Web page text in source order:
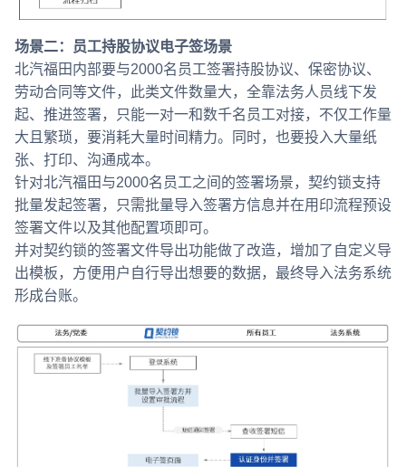
场景二：员工持股协议电子签场景
北汽福田内部要与2000名员工签署持股协议、保密协议、
劳动合同等文件，此类文件数量大，全靠法务人员线下发
起、推进签署，只能一对一和数千名员工对接，不仅工作量
大且繁琐，要消耗大量时间精力。同时，也要投入大量纸
张、打印、沟通成本。
针对北汽福田与2000名员工之间的签署场景，契约锁支持
批量发起签署，只需批量导入签署方信息并在用印流程预设
签署文件以及其他配置项即可。
并对契约锁的签署文件导出功能做了改造，增加了自定义导
出模板，方便用户自行导出想要的数据，最终导入法务系统
形成台账。